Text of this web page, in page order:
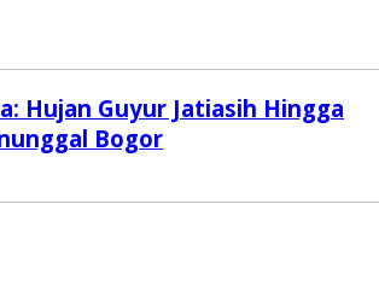
Hujan Guyur Jatiasih Hingga
Bogor